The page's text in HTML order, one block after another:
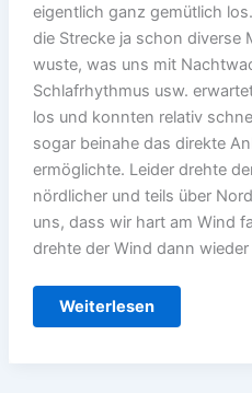
eigentlich ganz gemütlich
die Strecke ja schon diverse
wuste, was uns mit
Schlafrhythmus usw.
los und konnten relativ
sogar beinahe das direkte
ermöglichte. Leider drehte
nördlicher und teils über
uns, dass wir hart am Wind
drehte der Wind dann
Kanaren
Weiterlesen